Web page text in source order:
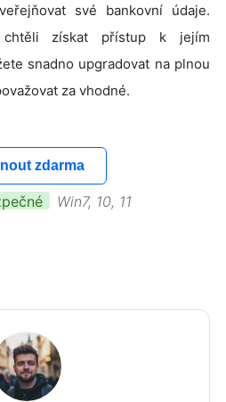
své bankovní údaje.
získat přístup k jejím
snadno upgradovat na plnou
za vhodné.
zdarma
Win7, 10, 11